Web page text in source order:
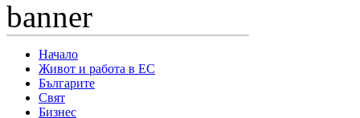
Начало
Живот и работа в ЕС
Българите
Свят
Бизнес